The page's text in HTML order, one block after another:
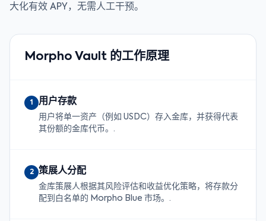
大化有效 APY，无需人工干预。
Morpho Vault 的工作原理
1 用户存款
用户将单一资产（例如 USDC）存入金库，并获得代表
其份额的金库代币。.
2 策展人分配
金库策展人根据其风险评估和收益优化策略，将存款分
配到白名单的 Morpho Blue 市场。.